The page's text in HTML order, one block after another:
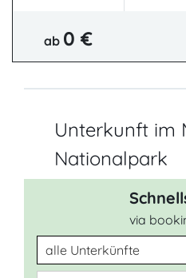
ab 0 €
Unterkunft im
Nationalpark
via
Unterkunftsart